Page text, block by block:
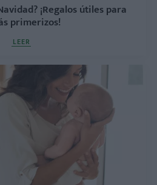
¡Regalos útiles para
primerizos!
LEER